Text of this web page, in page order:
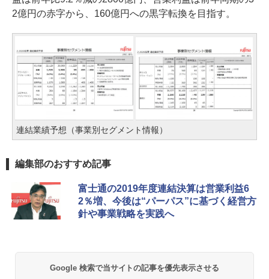
2億円の赤字から、160億円への黒字転換を目指す。
連結業績予想（事業別セグメント情報）
編集部のおすすめ記事
富士通の2019年度連結決算は営業利益6
2％増、今後は“パーパス”に基づく経営方
針や事業戦略を実践へ
Google 検索で当サイトの記事を優先表示させる